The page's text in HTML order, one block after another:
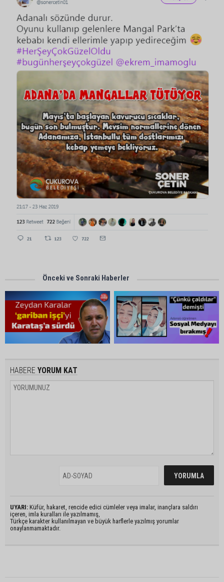
Önceki ve Sonraki Haberler
HABERE YORUM KAT
UYARI: Küfür, hakaret, rencide edici cümleler veya imalar, inançlara saldırı
içeren, imla kuralları ile yazılmamış,
Türkçe karakter kullanılmayan ve büyük harflerle yazılmış yorumlar
onaylanmamaktadır.